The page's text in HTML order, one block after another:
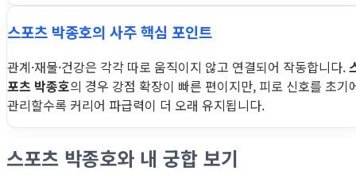
스포츠 박종호의 사주 핵심 포인트
관계·재물·건강은 각각 따로 움직이지 않고 연결되어 작동합니다.
포츠 박종호의 경우 강점 확장이 빠른 편이지만, 피로 신호를 초기
관리할수록 커리어 파급력이 더 오래 유지됩니다.
스포츠 박종호와 내 궁합 보기